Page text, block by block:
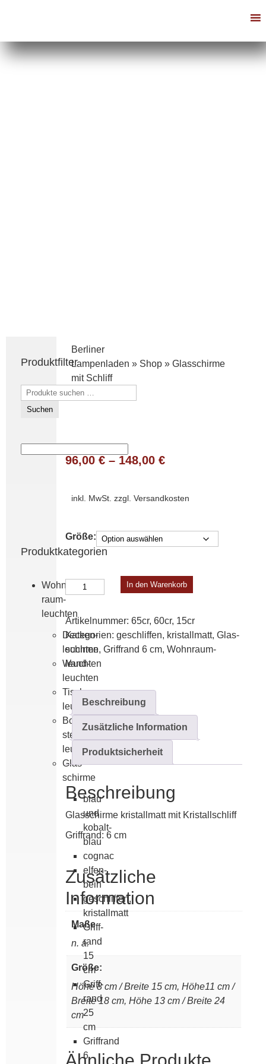
Produktfilter
Suchen
nach:
Suchen
Produktkategorien
Wohn­
raum­
leuchten
Decken­
leuchten
Wand­
leuchten
Tisch­
leuchten
Boden­
steh­
leuchten
Glas­­
schirme
blau
und
kobalt­
blau
cognac
elfen­
bein
geschliffen,
kristallmatt
Griff­
rand
15
cm
Griff­
rand
25
cm
Griffrand
6
Berliner
Lampenladen » Shop» Glasschirme
mit Schliff
96,00 €– 148,00 €
inkl. MwSt. zzgl. Versandkosten
Größe:
Glasschirme
mit
Schliff
Menge
In den Warenkorb
Artikelnummer: 65cr, 60cr, 15cr
Kategorien: geschliffen, kristallmatt, Glas­­
schirme, Griffrand 6 cm, Wohn­raum­
leuchten
Beschreibung
Zusätzliche Information
Produktsicherheit
Beschreibung
Glasschirme kristallmatt mit Kristallschliff
Griffrand: 6 cm
Zusätzliche
Information
Maße
n. a.
Größe:
Höhe 8 cm / Breite 15 cm, Höhe11 cm /
Breite 18 cm, Höhe 13 cm / Breite 24
cm
Ähnliche Produkte